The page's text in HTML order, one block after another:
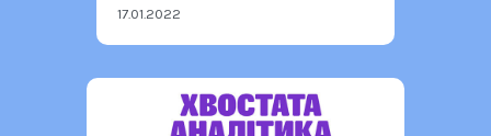
17.01.2022